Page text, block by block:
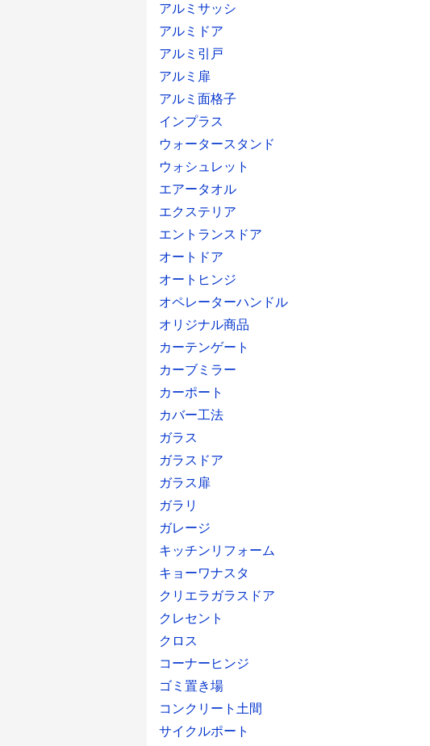
アルミサッシ
アルミドア
アルミ引戸
アルミ扉
アルミ面格子
インプラス
ウォータースタンド
ウォシュレット
エアータオル
エクステリア
エントランスドア
オートドア
オートヒンジ
オペレーターハンドル
オリジナル商品
カーテンゲート
カーブミラー
カーポート
カバー工法
ガラス
ガラスドア
ガラス扉
ガラリ
ガレージ
キッチンリフォーム
キョーワナスタ
クリエラガラスドア
クレセント
クロス
コーナーヒンジ
ゴミ置き場
コンクリート土間
サイクルポート